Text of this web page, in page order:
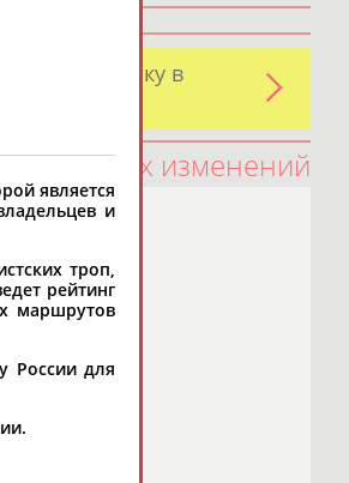
либо ошибку в
последних изменений
является
и
троп,
рейтинг
маршрутов
России для